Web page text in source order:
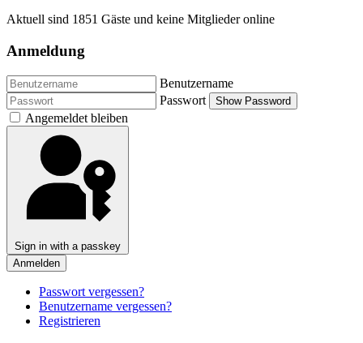
Aktuell sind 1851 Gäste und keine Mitglieder online
Anmeldung
Benutzername
Passwort
Show Password
Angemeldet bleiben
Sign in with a passkey
Anmelden
Passwort vergessen?
Benutzername vergessen?
Registrieren